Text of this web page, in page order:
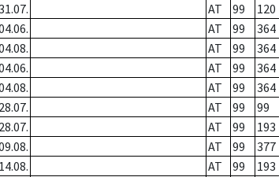
AT 99 120
AT 99 364
AT 99 364
AT 99 364
AT 99 364
28.07. AT 99 99
28.07. AT 99 193
AT 99 377
14.08. AT 99 193